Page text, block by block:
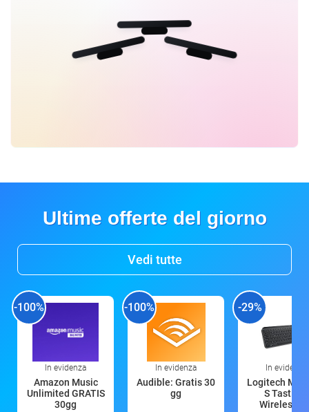
Ultime offerte del giorno
Vedi tutte
-100%
In evidenza
Amazon Music
Unlimited GRATIS
30gg
-100%
In evidenza
Audible: Gratis 30
gg
-29%
In evidenza
Logitech MX
S Tastiera
Wireless